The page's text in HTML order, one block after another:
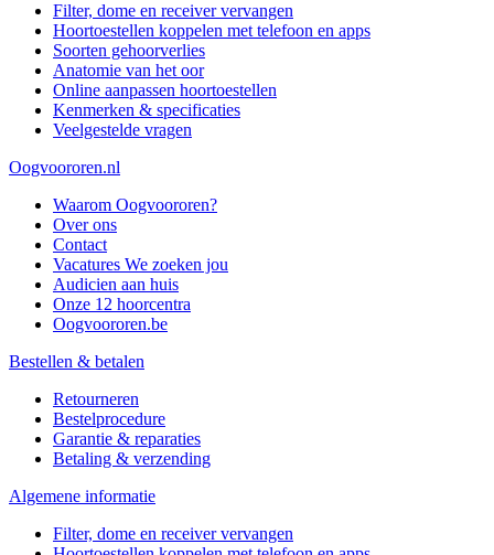
Filter, dome en receiver vervangen
Hoortoestellen koppelen met telefoon en apps
Soorten gehoorverlies
Anatomie van het oor
Online aanpassen hoortoestellen
Kenmerken & specificaties
Veelgestelde vragen
Oogvoororen.nl
Waarom Oogvoororen?
Over ons
Contact
Vacatures We zoeken jou
Audicien aan huis
Onze 12 hoorcentra
Oogvoororen.be
Bestellen & betalen
Retourneren
Bestelprocedure
Garantie & reparaties
Betaling & verzending
Algemene informatie
Filter, dome en receiver vervangen